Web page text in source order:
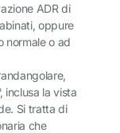
ADR di
oppure
normale o ad
inclusa la vista
Si tratta di
che